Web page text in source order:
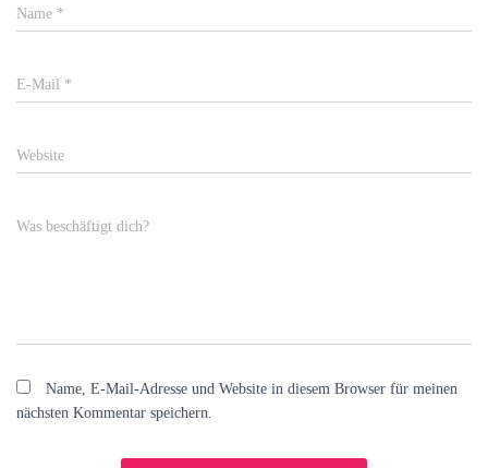
Name *
E-Mail *
Website
Was beschäftigt dich?
Name, E-Mail-Adresse und Website in diesem Browser für meinen
nächsten Kommentar speichern.